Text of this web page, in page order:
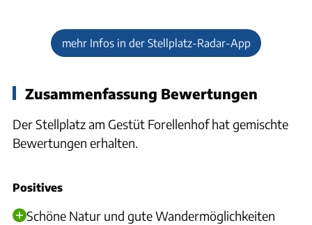
mehr Infos in der Stellplatz-Radar-App
Zusammenfassung Bewertungen
Der Stellplatz am Gestüt Forellenhof hat gemischte
Bewertungen erhalten.
Positives
Schöne Natur und gute Wandermöglichkeiten